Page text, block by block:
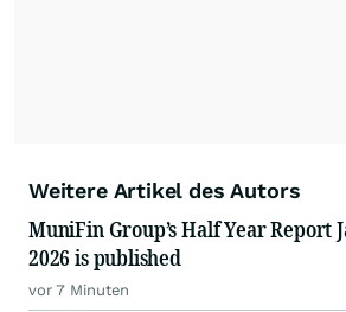
Weitere Artikel des Autors
MuniFin Group’s Half Year Report
2026 is published
vor 7 Minuten